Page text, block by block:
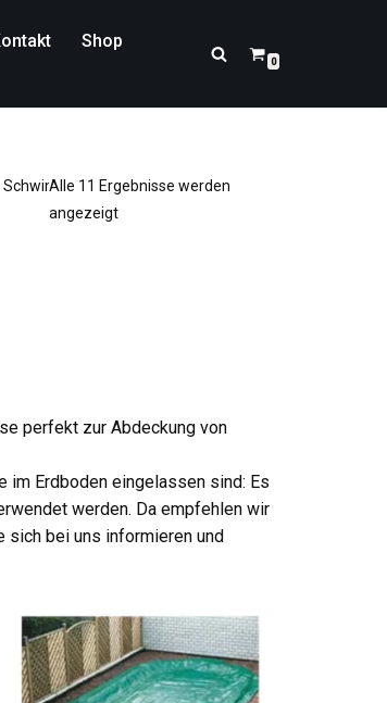
Shop
0
Schwimmbecken
Alle 11 Ergebnisse werden
angezeigt
perfekt zur Abdeckung von
im Erdboden eingelassen sind: Es
werden. Da empfehlen wir
sich bei uns informieren und